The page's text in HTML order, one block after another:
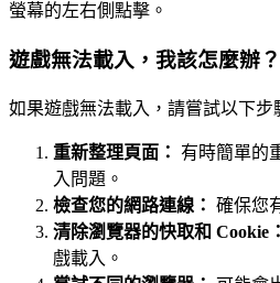
螢幕的左右側點擊。
遊戲無法載入，我該怎麼辦？
如果遊戲無法載入，請嘗試以下步
重新整理頁面：
有時簡單的
入問題。
檢查您的網路連線： 確保您
清除瀏覽器的快取和 Cookie：
戲載入。